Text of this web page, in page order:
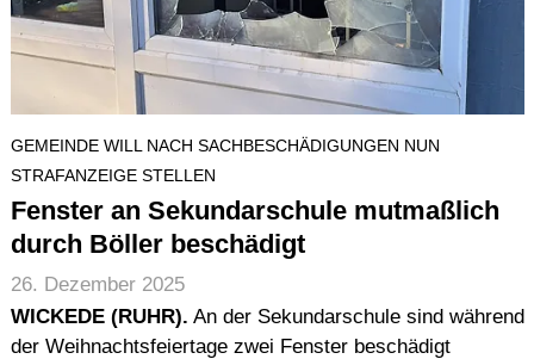
GEMEINDE WILL NACH SACHBESCHÄDIGUNGEN NUN
STRAFANZEIGE STELLEN
Fenster an Sekundarschule mutmaßlich
durch Böller beschädigt
26. Dezember 2025
WICKEDE (RUHR). An der Sekundarschule sind während
der Weihnachtsfeiertage zwei Fenster beschädigt